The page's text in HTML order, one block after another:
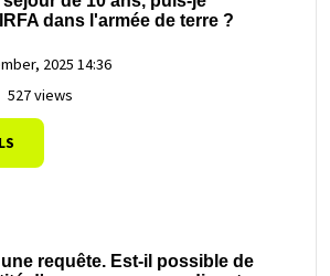
dans l'armée de terre ?
2025 14:36
527 views
requête. Est-il possible de